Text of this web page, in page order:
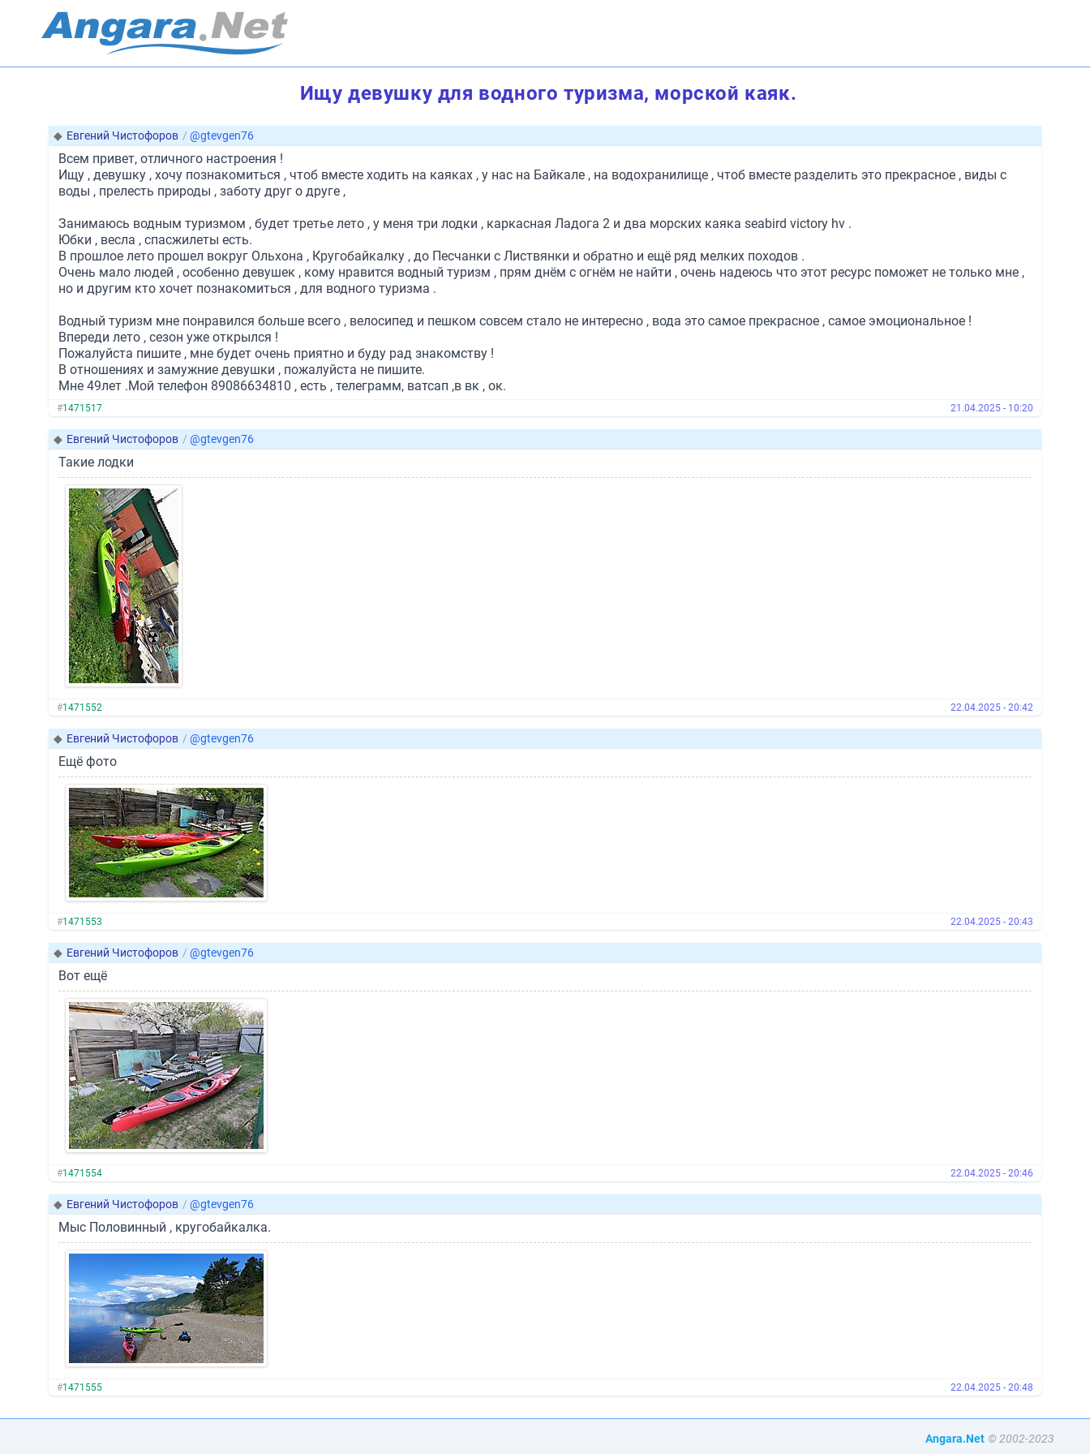
Ищу девушку для водного туризма, морской каяк.
◆ Евгений Чистофоров / @gtevgen76
Всем привет, отличного настроения !
Ищу , девушку , хочу познакомиться , чтоб вместе ходить на каяках , у нас на Байкале , на водохранилище , чтоб вместе разделить это прекрасное , виды с
воды , прелесть природы , заботу друг о друге ,
Занимаюсь водным туризмом , будет третье лето , у меня три лодки , каркасная Ладога 2 и два морских каяка seabird victory hv .
Юбки , весла , спасжилеты есть.
В прошлое лето прошел вокруг Ольхона , Кругобайкалку , до Песчанки с Листвянки и обратно и ещё ряд мелких походов .
Очень мало людей , особенно девушек , кому нравится водный туризм , прям днём с огнём не найти , очень надеюсь что этот ресурс поможет не только мне ,
но и другим кто хочет познакомиться , для водного туризма .
Водный туризм мне понравился больше всего , велосипед и пешком совсем стало не интересно , вода это самое прекрасное , самое эмоциональное !
Впереди лето , сезон уже открылся !
Пожалуйста пишите , мне будет очень приятно и буду рад знакомству !
В отношениях и замужние девушки , пожалуйста не пишите.
Мне 49лет .Мой телефон 89086634810 , есть , телеграмм, ватсап ,в вк , ок.
#1471517 21.04.2025 - 10:20
◆ Евгений Чистофоров / @gtevgen76
Такие лодки
#1471552 22.04.2025 - 20:42
◆ Евгений Чистофоров / @gtevgen76
Ещё фото
#1471553 22.04.2025 - 20:43
◆ Евгений Чистофоров / @gtevgen76
Вот ещё
#1471554 22.04.2025 - 20:46
◆ Евгений Чистофоров / @gtevgen76
Мыс Половинный , кругобайкалка.
#1471555 22.04.2025 - 20:48
Angara.Net © 2002-2023